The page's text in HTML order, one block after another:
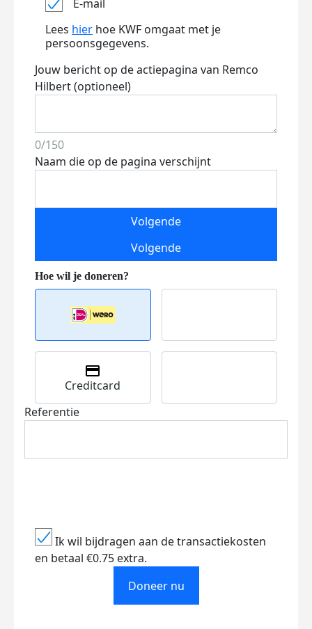
E-mail
Lees hier hoe KWF omgaat met je
persoonsgegevens.
Jouw bericht op de actiepagina van Remco
Hilbert (optioneel)
0/150
Naam die op de pagina verschijnt
Volgende
Volgende
Creditcard
Referentie
Ik wil bijdragen aan de transactiekosten
en betaal €0.75 extra.
Doneer nu